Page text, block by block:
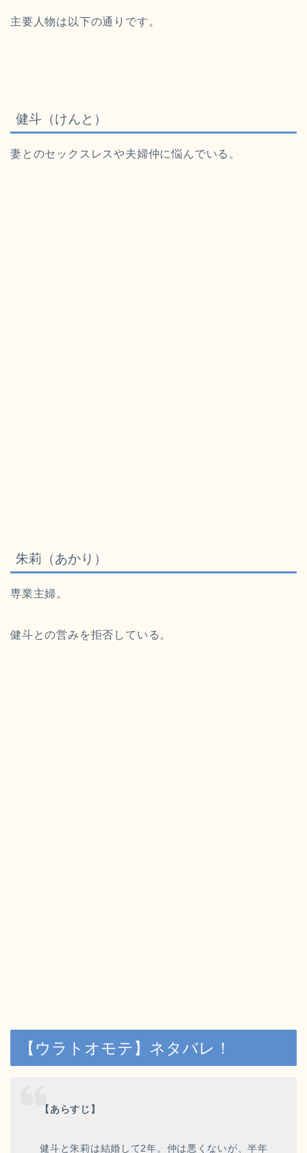
主要人物は以下の通りです。
健斗（けんと）
妻とのセックスレスや夫婦仲に悩んでいる。
朱莉（あかり）
専業主婦。
健斗との営みを拒否している。
【ウラトオモテ】ネタバレ！
【あらすじ】
健斗と朱莉は結婚して2年。仲は悪くないが、半年